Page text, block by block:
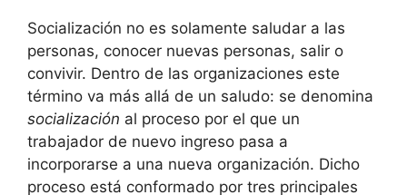
Socialización no es solamente saludar a las
personas, conocer nuevas personas, salir o
convivir. Dentro de las organizaciones este
término va más allá de un saludo: se denomina
socialización al proceso por el que un
trabajador de nuevo ingreso pasa a
incorporarse a una nueva organización. Dicho
proceso está conformado por tres principales